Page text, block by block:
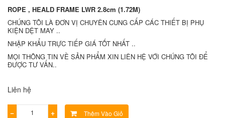
ROPE , HEALD FRAME LWR 2.8cm (1.72M)
CHÚNG TÔI LÀ ĐƠN VỊ CHUYÊN CUNG CẤP CÁC THIẾT BỊ PHỤ
KIỆN DỆT MAY ..
NHẬP KHẨU TRỰC TIẾP GIÁ TỐT NHẤT ..
MỌI THÔNG TIN VỀ SẢN PHẨM XIN LIÊN HỆ VỚI CHÚNG TÔI ĐỂ
ĐƯỢC TƯ VẤN..
Liên hệ
− + Thêm Vào Giỏ